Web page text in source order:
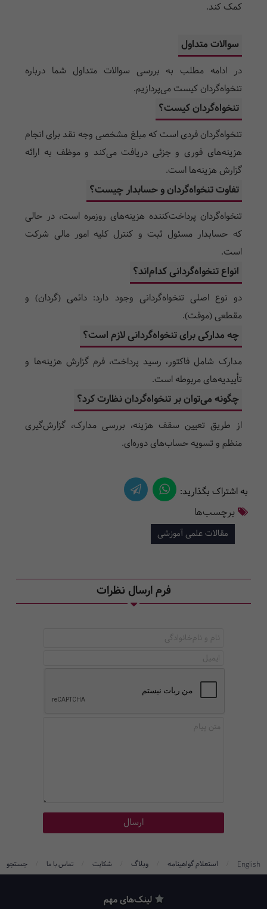
کمک کند.
سوالات متداول
در ادامه مطلب به بررسی سوالات متداول شما درباره
تنخواه‌گردان کیست می‌پردازیم.
تنخواه‌گردان کیست؟
تنخواه‌گردان فردی است که مبلغ مشخصی وجه نقد برای انجام
هزینه‌های فوری و جزئی دریافت می‌کند و موظف به ارائه
گزارش هزینه‌ها است.
تفاوت تنخواه‌گردان و حسابدار چیست؟
تنخواه‌گردان پرداخت‌کننده هزینه‌های روزمره است، در حالی
که حسابدار مسئول ثبت و کنترل کلیه امور مالی شرکت
است.
انواع تنخواه‌گردانی کدام‌اند؟
دو نوع اصلی تنخواه‌گردانی وجود دارد: دائمی (گردان) و
مقطعی (موقت).
چه مدارکی برای تنخواه‌گردانی لازم است؟
مدارک شامل فاکتور، رسید پرداخت، فرم گزارش هزینه‌ها و
تأییدیه‌های مربوطه است.
چگونه می‌توان بر تنخواه‌گردان نظارت کرد؟
از طریق تعیین سقف هزینه، بررسی مدارک، گزارش‌گیری
منظم و تسویه حساب‌های دوره‌ای.
به اشتراک بگذارید:
برچسب‌ها
مقالات علمی آموزشی
فرم ارسال نظرات
English استعلام گواهینامه وبلاگ شکایت تماس با ما جستجو
لینک‌های مهم